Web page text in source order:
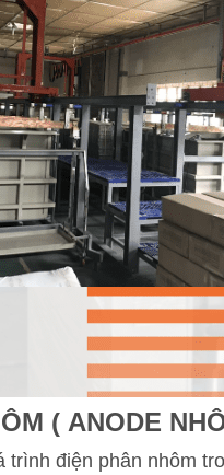
( ANODE
trình điện phân nhôm